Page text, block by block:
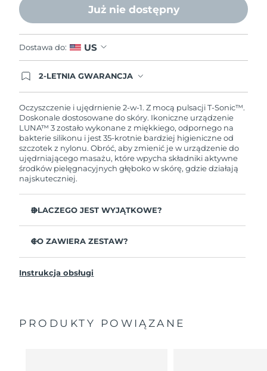
Już nie dostępny
Dostawa do: US
2-LETNIA GWARANCJA
przypadku wystąpienia problemów w ciągu 2 lat
od zakupu, FOREO bezpłatnie wymieni produkt.
Oczyszczenie i ujędrnienie 2-w-1. Z mocą pulsacji T-Sonic™.
Doskonale dostosowane do skóry. Ikoniczne urządzenie
LUNA™ 3 zostało wykonane z miękkiego, odpornego na
bakterie silikonu i jest 35-krotnie bardziej higieniczne od
szczotek z nylonu. Obróć, aby zmienić je w urządzenie do
ujędrniającego masażu, które wpycha składniki aktywne
środków pielęgnacyjnych głęboko w skórę, gdzie działają
najskuteczniej.
DLACZEGO JEST WYJĄTKOWE?
zanieczyszczeń, sebum i pozostałości makijażu.
Usuń zalegające głęboko w porach nieczystości,
Ultramiękkie wypustki z silikonu delikatnie usuwają
CO ZAWIERA ZESTAW?
Kabel ładujący USB
Ogólna instrukcja
Instrukcja obsługi
PRODUKTY POWIĄZANE